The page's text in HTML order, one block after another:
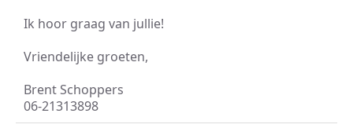
Ik hoor graag van jullie!
Vriendelijke groeten,
Brent Schoppers
06-21313898